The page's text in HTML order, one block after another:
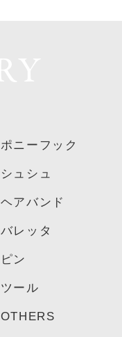
ポニーフック
シュシュ
ヘアバンド
バレッタ
ピン
ツール
OTHERS